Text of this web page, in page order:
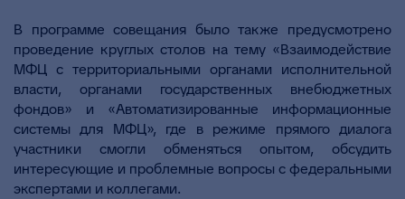
В программе совещания было также предусмотрено
проведение круглых столов на тему «Взаимодействие
МФЦ с территориальными органами исполнительной
власти, органами государственных внебюджетных
фондов» и «Автоматизированные информационные
системы для МФЦ», где в режиме прямого диалога
участники смогли обменяться опытом, обсудить
интересующие и проблемные вопросы с федеральными
экспертами и коллегами.